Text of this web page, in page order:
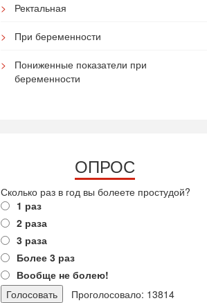
Ректальная
При беременности
Пониженные показатели при
беременности
ОПРОС
Сколько раз в год вы болеете простудой?
1 раз
2 раза
3 раза
Более 3 раз
Вообще не болею!
Проголосовало: 13814